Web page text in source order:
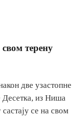
терену
две узастопне
Десетка, из Ниша
се на свом